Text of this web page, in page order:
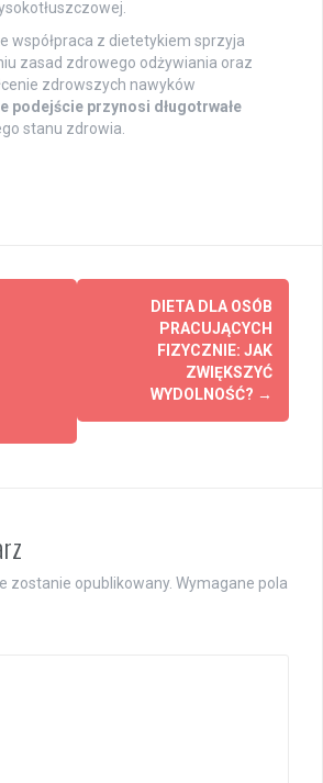
współpraca z dietetykiem sprzyja
zasad zdrowego odżywiania oraz
zdrowszych nawyków
podejście przynosi długotrwałe
stanu zdrowia.
DIETA DLA OSÓB
PRACUJĄCYCH
FIZYCZNIE: JAK
ZWIĘKSZYĆ
WYDOLNOŚĆ? →
zostanie opublikowany. Wymagane pola